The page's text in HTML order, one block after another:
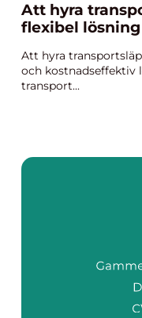
Att hyra
flexibel
Att hyra
och kostnadseffektiv
transport...